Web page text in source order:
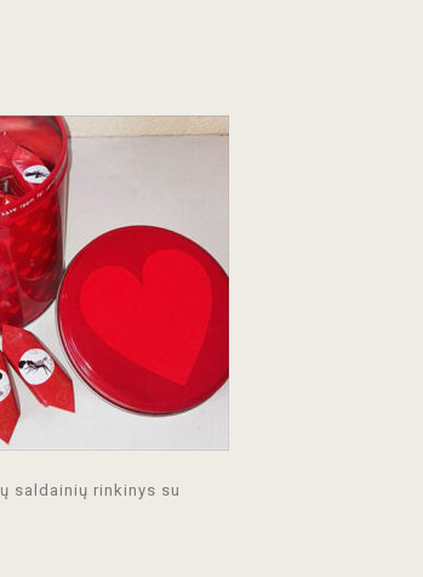
saldainių rinkinys su